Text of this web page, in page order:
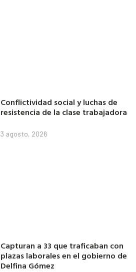
Conflictividad social y luchas de
resistencia de la clase trabajadora
3 agosto, 2026
Capturan a 33 que traficaban con
plazas laborales en el gobierno de
Delfina Gómez